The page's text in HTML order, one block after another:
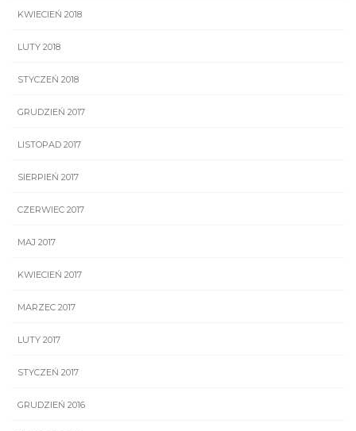
KWIECIEŃ 2018
LUTY 2018
STYCZEŃ 2018
GRUDZIEŃ 2017
LISTOPAD 2017
SIERPIEŃ 2017
CZERWIEC 2017
MAJ 2017
KWIECIEŃ 2017
MARZEC 2017
LUTY 2017
STYCZEŃ 2017
GRUDZIEŃ 2016